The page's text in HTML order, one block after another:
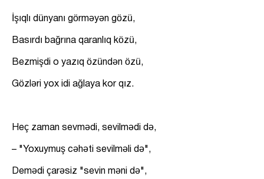
İşıqlı dünyanı görməyən gözü,
Basırdı bağrına qaranlıq közü,
Bezmişdi o yazıq özündən özü,
Gözləri yox idi ağlaya kor qız.
Heç zaman sevmədi, sevilmədi də,
– "Yoxuymuş cəhəti sevilməli də",
Demədi çarəsiz "sevin məni də",